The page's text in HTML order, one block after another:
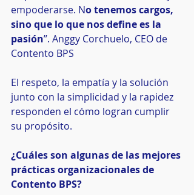
empoderarse. No tenemos cargos,
sino que lo que nos define es la
pasión’’. Anggy Corchuelo, CEO de
Contento BPS
El respeto, la empatía y la solución
junto con la simplicidad y la rapidez
responden el cómo logran cumplir
su propósito.
¿Cuáles son algunas de las mejores
prácticas organizacionales de
Contento BPS?